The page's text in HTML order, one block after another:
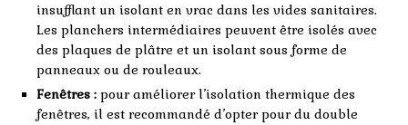
insufflant un isolant en vrac dans les vides sanitaires.
Les planchers intermédiaires peuvent être isolés avec
des plaques de plâtre et un isolant sous forme de
panneaux ou de rouleaux.
Fenêtres : pour améliorer l’isolation thermique des
fenêtres, il est recommandé d’opter pour du double